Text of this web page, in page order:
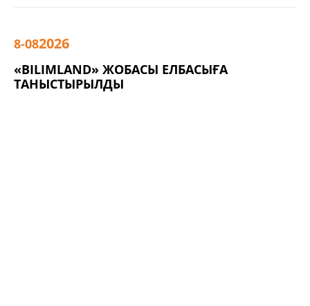
8-082026
«BILIMLAND» ЖОБАСЫ ЕЛБАСЫҒА
ТАНЫСТЫРЫЛДЫ